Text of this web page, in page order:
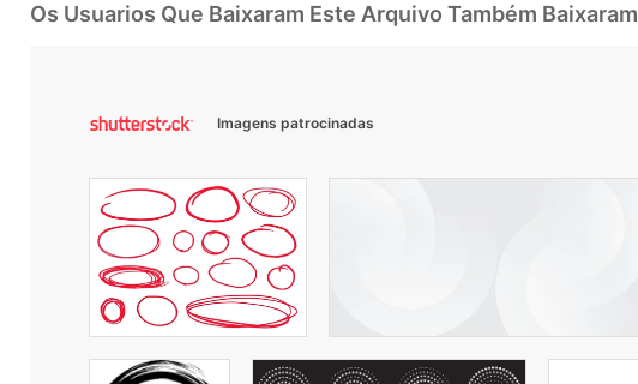
Os Usuarios Que Baixaram Este Arquivo Também Baixaram
Imagens patrocinadas